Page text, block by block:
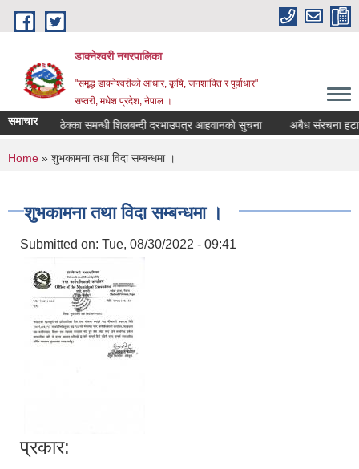
Skip to main content
डाक्नेश्वरी नगरपालिका
"समृद्ध डाक्नेश्वरीको आधार, कृषि, जनशाक्ति र पूर्वाधार"
सप्तरी, मधेश प्रदेश, नेपाल ।
समाचार
पोखरी ठेक्का समन्धी शिलबन्दी दरभाउपत्र आहवानकाे सुचना अबैध संरचना हटाउने
You are here
Home » शुभकामना तथा विदा सम्बन्धमा ।
शुभकामना तथा विदा सम्बन्धमा ।
Submitted on: Tue, 08/30/2022 - 09:41
प्रकार: